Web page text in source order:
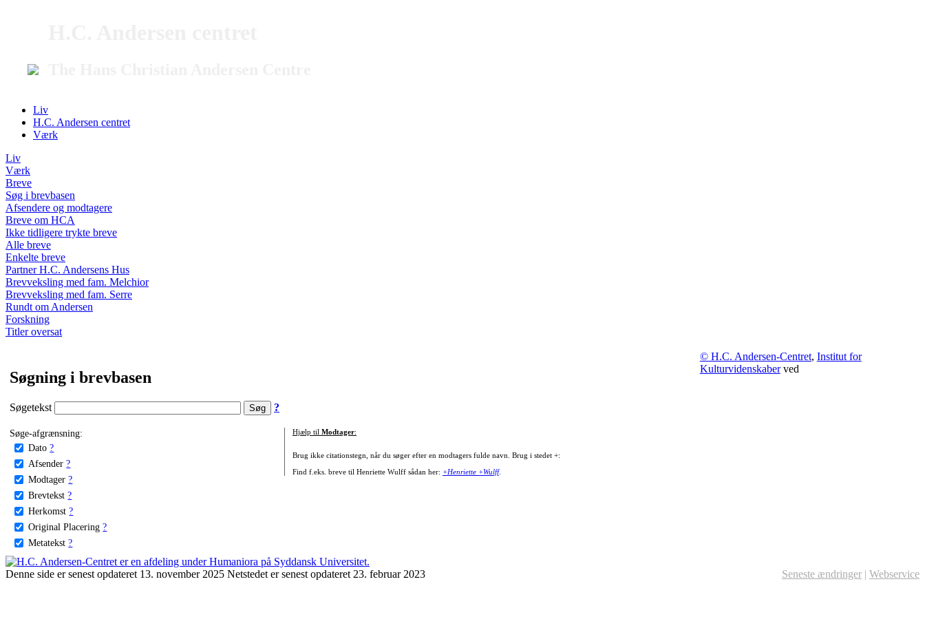
Liv
H.C. Andersen centret
Værk
Liv
Værk
Breve
Søg i brevbasen
Afsendere og modtagere
Breve om HCA
Ikke tidligere trykte breve
Alle breve
Enkelte breve
Partner H.C. Andersens Hus
Brevveksling med fam. Melchior
Brevveksling med fam. Serre
Rundt om Andersen
Forskning
Titler oversat
Søgning i brevbasen
Søgetekst ?
Søge-afgrænsning:
Dato ?
Afsender ?
Modtager ?
Brevtekst ?
Herkomst ?
Original Placering ?
Metatekst ?
Hjælp til Modtager:
Brug ikke citationstegn, når du søger efter en modtagers fulde navn. Brug i stedet +:
Find f.eks. breve til Henriette Wulff sådan her: +Henriette +Wulff.
© H.C. Andersen-Centret, Institut for
Kulturvidenskaberved
Denne side er senest opdateret 13. november 2025 Netstedet er senest opdateret 23. februar 2023 Seneste ændringer | Webservice